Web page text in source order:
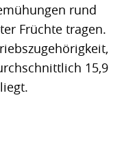
rund
Früchte tragen.
15,9